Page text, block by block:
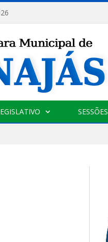
SESSÕES